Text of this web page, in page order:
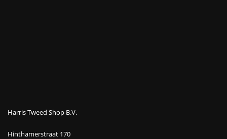
Harris Tweed Shop B.V.
Hinthamerstraat 170